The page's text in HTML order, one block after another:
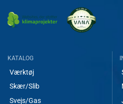
KATALOG
Værktøj
Skær/Slib
Svejs/Gas